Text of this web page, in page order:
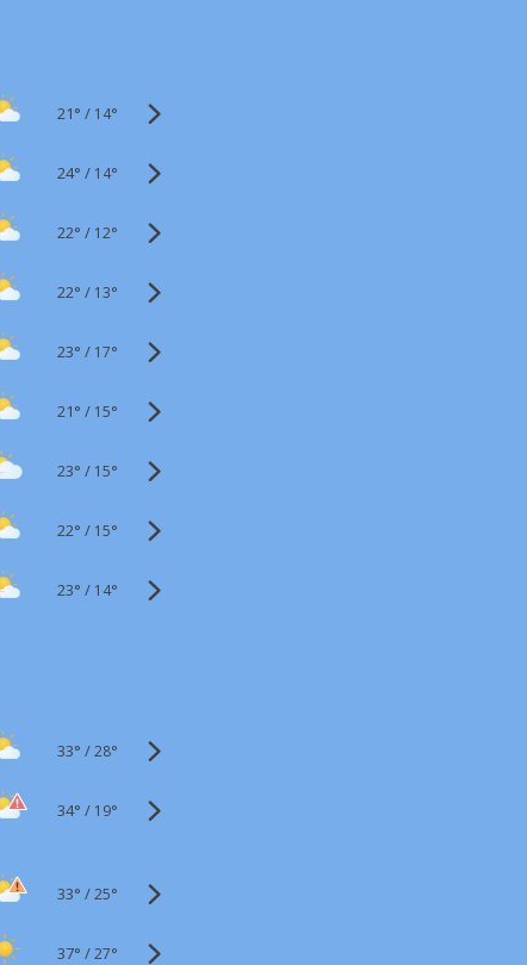
21° / 14°
24° / 14°
22° / 12°
22° / 13°
23° / 17°
21° / 15°
23° / 15°
22° / 15°
23° / 14°
33° /28°
34° / 19°
33° /25°
37° /27°